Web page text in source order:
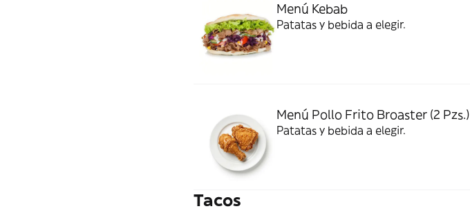
Menú Kebab
Patatas y bebida a elegir.
Menú Pollo Frito Broaster (2 Pzs.)
Patatas y bebida a elegir.
Tacos